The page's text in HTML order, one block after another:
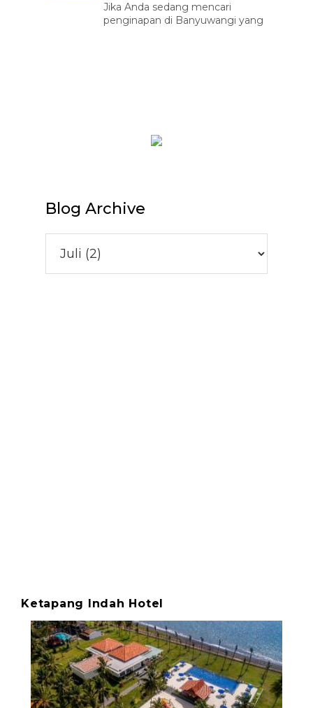
Jika Anda sedang mencari
penginapan di Banyuwangi yang
Blog Archive
Ketapang Indah Hotel